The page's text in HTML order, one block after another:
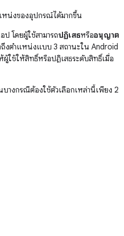
หน่งของอุปกรณ์ได้มากขึ้น
โดยผู้ใช้สามารถปฏิเสธหรืออนุญาต
ถึงตำแหน่งแบบ 3 สถานะใน Android
ใช้ให้สิทธิ์หรือปฏิเสธระดับสิทธิ์เมื่อ
บางกรณีต้องใช้ตัวเลือกเหล่านี้เพียง 2